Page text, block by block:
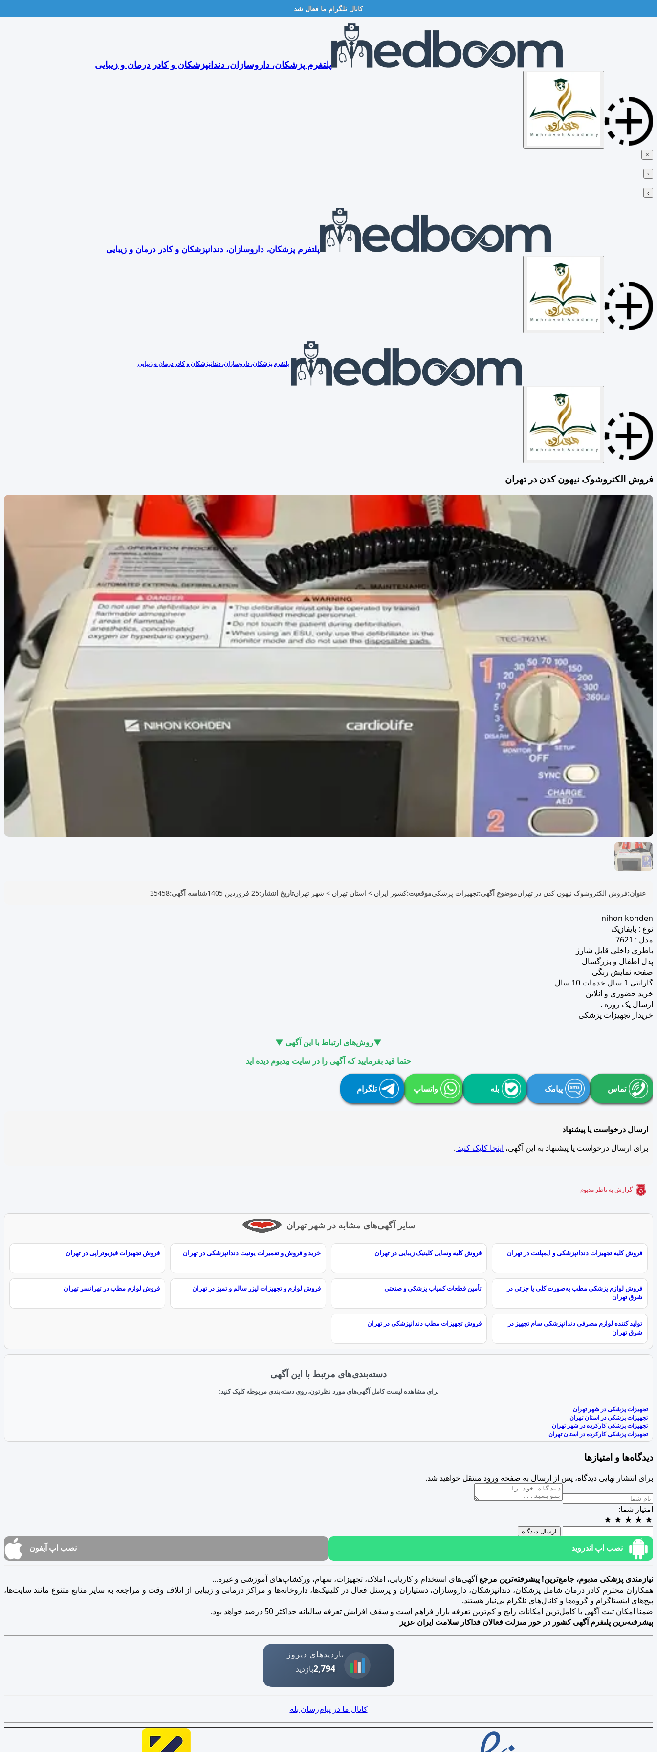
کانال تلگرام ما فعال شد
Skip
پلتفرم پزشکان، داروسازان، دندانپزشکان و کادر درمان و زیبایی
×
‹
›
پلتفرم پزشکان، داروسازان، دندانپزشکان و کادر درمان و زیبایی
پلتفرم پزشکان، داروسازان، دندانپزشکان و کادر درمان و زیبایی
فروش الکتروشوک نیهون کدن در تهران
عنوان:فروش الکتروشوک نیهون کدن در تهرانموضوع آگهی:تجهیزات پزشکیموقعیت:کشور ایران > استان تهران > شهر تهرانتاریخ انتشار:25 فروردین 1405 شناسه آگهی:35458
nihon kohden
نوع : بایفازیک
مدل : 7621
باطری داخلی قابل شارژ
پدل اطفال و بزرگسال
صفحه نمایش رنگی
گارانتی 1 سال خدمات 10 سال
خرید حضوری و انلاین
ارسال یک روزه .
خریدار تجهیزات پزشکی
▼روش‌های ارتباط با این آگهی ▼
حتما قید بفرمایید که آگهی را در سایت مِدبوم دیده اید
تماس پیامک بله واتساپ تلگرام
ارسال درخواست یا پیشنهاد
برای ارسال درخواست یا پیشنهاد به این آگهی، اینجا کلیک کنید .
گزارش به ناظر مدبوم
سایر آگهی‌های مشابه در شهر تهران
فروش کلیه تجهیزات دندانپزشکی و ایمپلنت در تهران فروش کلیه وسایل کلینیک زیبایی در تهران خرید و فروش و تعمیرات یونیت دندانپزشکی در تهران فروش تجهیزات فیزیوتراپی در تهران
فروش لوازم پزشکی مطب به‌صورت کلی یا جزئی در
شرق تهران
تأمین قطعات کمیاب پزشکی و صنعتی فروش لوازم و تجهیزات لیزر سالم و تمیز در تهران فروش لوازم مطب در تهرانسر تهران
تولید کننده لوازم مصرفی دندانپزشکی سام تجهیز در
شرق تهران
فروش تجهیزات مطب دندانپزشکی در تهران
دسته‌بندی‌های مرتبط با این آگهی
برای مشاهده لیست کامل آگهی‌های مورد نظرتون، روی دسته‌بندی مربوطه کلیک کنید:
تجهیزات پزشکی در شهر تهران
تجهیزات پزشکی در استان تهران
تجهیزات پزشکی کارکرده در شهر تهران
تجهیزات پزشکی کارکرده در استان تهران
دیدگاه‌ها و امتیازها
برای انتشار نهایی دیدگاه، پس از ارسال به صفحه ورود منتقل خواهید شد.
امتیاز شما:
★
★
★
★
★
ارسال دیدگاه
نصب اپ اندروید نصب اپ آیفون
نیازمندی پزشکی مدبوم، جامع‌ترین! پیشرفته‌ترین مرجع آگهی‌های استخدام و کاریابی، املاک، تجهیزات، سهام، ورکشاپ‌های آموزشی و غیره...
همکاران محترم کادر درمان شامل پزشکان، دندانپزشکان، داروسازان، دستیاران و پرسنل فعال در کلینیک‌ها، داروخانه‌ها و مراکز درمانی و زیبایی از اتلاف وقت و مراجعه به سایر منابع متنوع مانند سایت‌ها،
پیج‌های اینستاگرام و گروه‌ها و کانال‌های تلگرام بی‌نیاز هستند.
ضمنا امکان ثبت آگهی با کامل‌ترین امکانات رایج و کم‌ترین تعرفه بازار فراهم است و سقف افزایش تعرفه سالیانه حداکثر 50 درصد خواهد بود.
پیشرفته‌ترین پلتفرم آگهی کشور در خور منزلت فعالان فداکار سلامت ایران عزیز
بازدیدهای دیروز
2,794بازدید
کانال ما در پیام‌رسان بله